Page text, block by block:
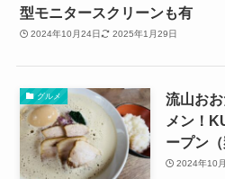
型モニタースクリーンも有
2024年10月24日 2025年1月29日
グルメ
流山お
メン！
ープン
2024年10